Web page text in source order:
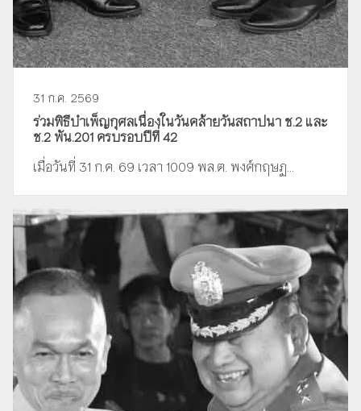
31 ก.ค. 2569
ร่วมพิธีบำเพ็ญกุศลเนื่องในวันคล้ายวันสถาปนา ช.2 และ
ช.2 พัน.201 ครบรอบปีที่ 42
เมื่อวันที่ 31 ก.ค. 69 เวลา 1009 พล.ต. พงศ์กฤษฏ...